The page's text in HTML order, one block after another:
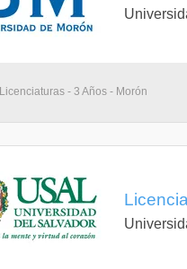
Licenciaturas - 3 Años - Morón